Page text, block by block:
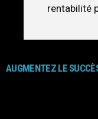
rentabilité
AUGMENTEZ LE